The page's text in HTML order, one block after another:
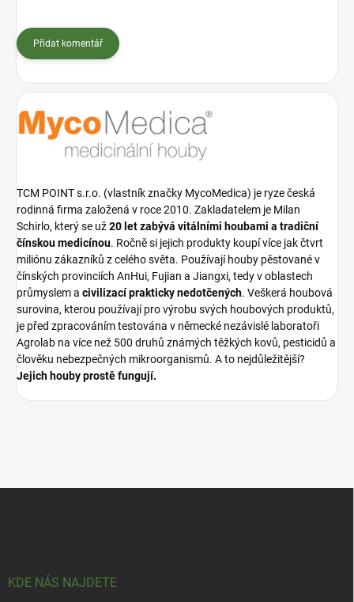
Přidat komentář
TCM POINT s.r.o. (vlastník značky MycoMedica) je ryze česká
rodinná firma založená v roce 2010. Zakladatelem je Milan
Schirlo, který se už20 let zabývá vitálními houbami a tradiční
čínskou medicínou. Ročně si jejich produkty koupí více jak čtvrt
miliónu zákazníků z celého světa. Používají houby pěstované v
čínských provinciích AnHui, Fujian a Jiangxi, tedy v oblastech
průmyslem a civilizací prakticky nedotčených. Veškerá houbová
surovina, kterou používají pro výrobu svých houbových produktů,
je před zpracováním testována v německé nezávislé laboratoři
Agrolab na více než 500 druhů známých těžkých kovů, pesticidů a
člověku nebezpečných mikroorganismů. A to nejdůležitější?
Jejich houby prostě fungují.
KDE NÁS NAJDETE